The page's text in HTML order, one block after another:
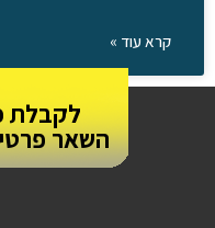
קרא עוד »
לקבלת
השאר